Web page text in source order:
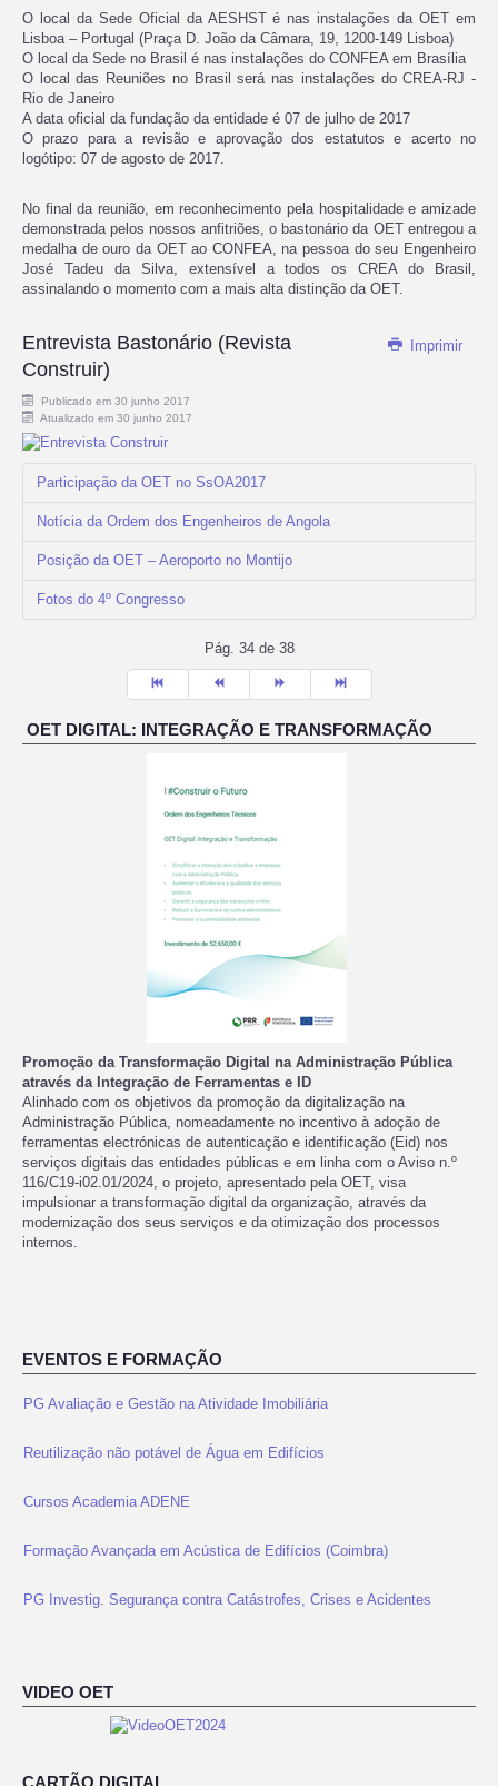
O local da Sede Oficial da AESHST é nas instalações da OET em
Lisboa – Portugal (Praça D. João da Câmara, 19, 1200-149 Lisboa)
O local da Sede no Brasil é nas instalações do CONFEA em Brasília
O local das Reuniões no Brasil será nas instalações do CREA-RJ -
Rio de Janeiro
A data oficial da fundação da entidade é 07 de julho de 2017
O prazo para a revisão e aprovação dos estatutos e acerto no
logótipo: 07 de agosto de 2017.
No final da reunião, em reconhecimento pela hospitalidade e amizade
demonstrada pelos nossos anfitriões, o bastonário da OET entregou a
medalha de ouro da OET ao CONFEA, na pessoa do seu Engenheiro
José Tadeu da Silva, extensível a todos os CREA do Brasil,
assinalando o momento com a mais alta distinção da OET.
Imprimir
Entrevista Bastonário (Revista
Construir)
Publicado em 30 junho 2017
Atualizado em 30 junho 2017
Participação da OET no SsOA2017
Notícia da Ordem dos Engenheiros de Angola
Posição da OET – Aeroporto no Montijo
Fotos do 4º Congresso
Pág. 34 de 38
OET DIGITAL: INTEGRAÇÃO E TRANSFORMAÇÃO
Promoção da Transformação Digital na Administração Pública
através da Integração de Ferramentas e ID
Alinhado com os objetivos da promoção da digitalização na
Administração Pública, nomeadamente no incentivo à adoção de
ferramentas electrónicas de autenticação e identificação (Eid) nos
serviços digitais das entidades públicas e em linha com o Aviso n.º
116/C19-i02.01/2024, o projeto, apresentado pela OET, visa
impulsionar a transformação digital da organização, através da
modernização dos seus serviços e da otimização dos processos
internos.
EVENTOS E FORMAÇÃO
PG Avaliação e Gestão na Atividade Imobiliária
Reutilização não potável de Água em Edifícios
Cursos Academia ADENE
PG Investig. Segurança contra Catástrofes, Crises e Acidentes
PG Avaliação e Gestão na Atividade Imobiliária
VIDEO OET